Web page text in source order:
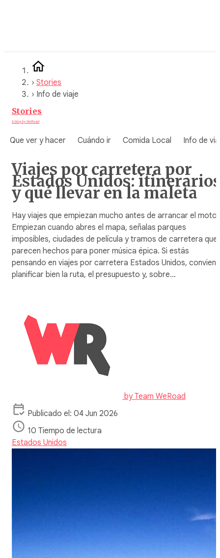
› Stories
› Info de viaje
Stories
A blog by WeRoad
Que ver y hacer Cuándo ir Comida Local Info de
Viajes por carretera por
Estados Unidos:
y qué llevar en la maleta
Hay viajes que empiezan mucho antes de arrancar el
Empiezan cuando abres el mapa, señalas parques
imposibles, ciudades de película y tramos de carretera que
parecen hechos para poner música épica. Si estás
pensando en viajes por carretera Estados Unidos, conviene
planificar bien la ruta, el presupuesto y, sobre…
byTeam WeRoad
Publicado el: 04 Jun 2026
10 Tiempo de lectura
Estados Unidos